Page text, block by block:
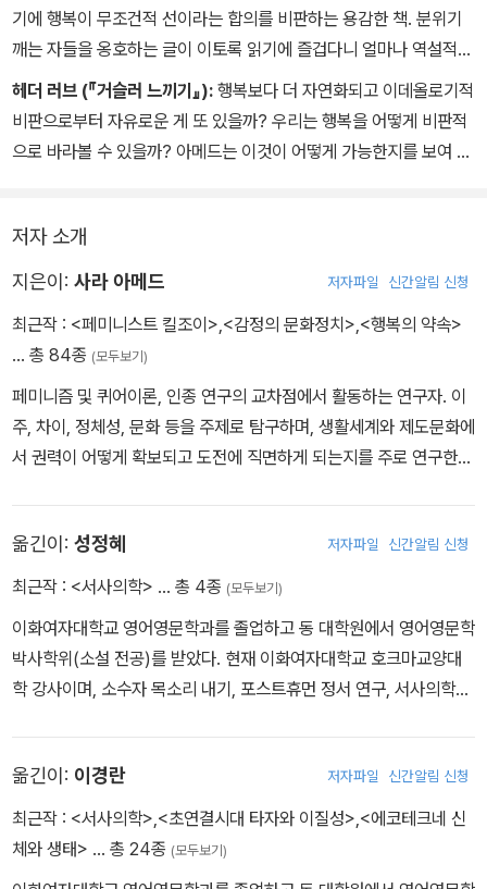
기에 행복이 무조건적 선이라는 합의를 비판하는 용감한 책. 분위기
깨는 자들을 옹호하는 글이 이토록 읽기에 즐겁다니 얼마나 역설적인
가! 시의적절하고 독창적인 이 책은 분명 엄청난 논쟁을 촉발할 것이
다.
헤더 러브 (『거슬러 느끼기』): 행복보다 더 자연화되고 이데올로기적
비판으로부터 자유로운 게 또 있을까? 우리는 행복을 어떻게 비판적
으로 바라볼 수 있을까? 아메드는 이것이 어떻게 가능한지를 보여 준
저자 소개
지은이: 사라 아메드 저자파일 신간알림 신청
최근작 : <페미니스트 킬조이> <감정의 문화정치> <행복의 약속>
… 총 84종 (모두보기)
페미니즘 및 퀴어이론, 인종 연구의 교차점에서 활동하는 연구자. 이
주, 차이, 정체성, 문화 등을 주제로 탐구하며, 생활세계와 제도문화에
서 권력이 어떻게 확보되고 도전에 직면하게 되는지를 주로 연구한
성추행 사건에 대한 학교 당국의 처리에 항의하며 사임한 후, 독립 연
구자의 길을 걷고 있다. “킬조이 선언”을 비롯해 제도권에 머물지 않
여하는 FWSA상(2011년)을 받았으며, LGBTQ 연구에 기여한 공로
를 인정받아 LGBTQ 연구 센터인 CLAGS에서 수여하는 케슬러상
(2017년)을 받았다. 스웨덴 말뫼대학교에서 명예박사학위(2019년)
Anzaldua) 등 흑인 레즈비언 페미니스트들의 작업을 생명 줄 삼아
감정의 구조를 현상학적으로 탐색함으로써 권력의 작동 방식을 분석
하는 연구물을 꾸준히 발표했으며, 영국인 어머니와 파키스탄인 아버
지를 둔 배경과 오스트레일리아에서 영국으로 이주한 경험, 유색인
여성으로서의 경험이 녹아든 실천적 글쓰기의 모범을 보여 주고 있
옮긴이: 성정혜 저자파일 신간알림 신청
최근작 : <서사의학> … 총 4종 (모두보기)
이화여자대학교 영어영문학과를 졸업하고 동 대학원에서 영어영문학
박사학위(소설 전공)를 받았다. 현재 이화여자대학교 호크마교양대
학 강사이며, 소수자 목소리 내기, 포스트휴먼 정서 연구, 서사의학에
서사 읽기: 스피노자의 변용과 연관 개념으로」(2024)가 있다.
옮긴이: 이경란 저자파일 신간알림 신청
최근작 : <서사의학> <초연결시대 타자와 이질성> <에코테크네 신
체와 생태> … 총 24종 (모두보기)